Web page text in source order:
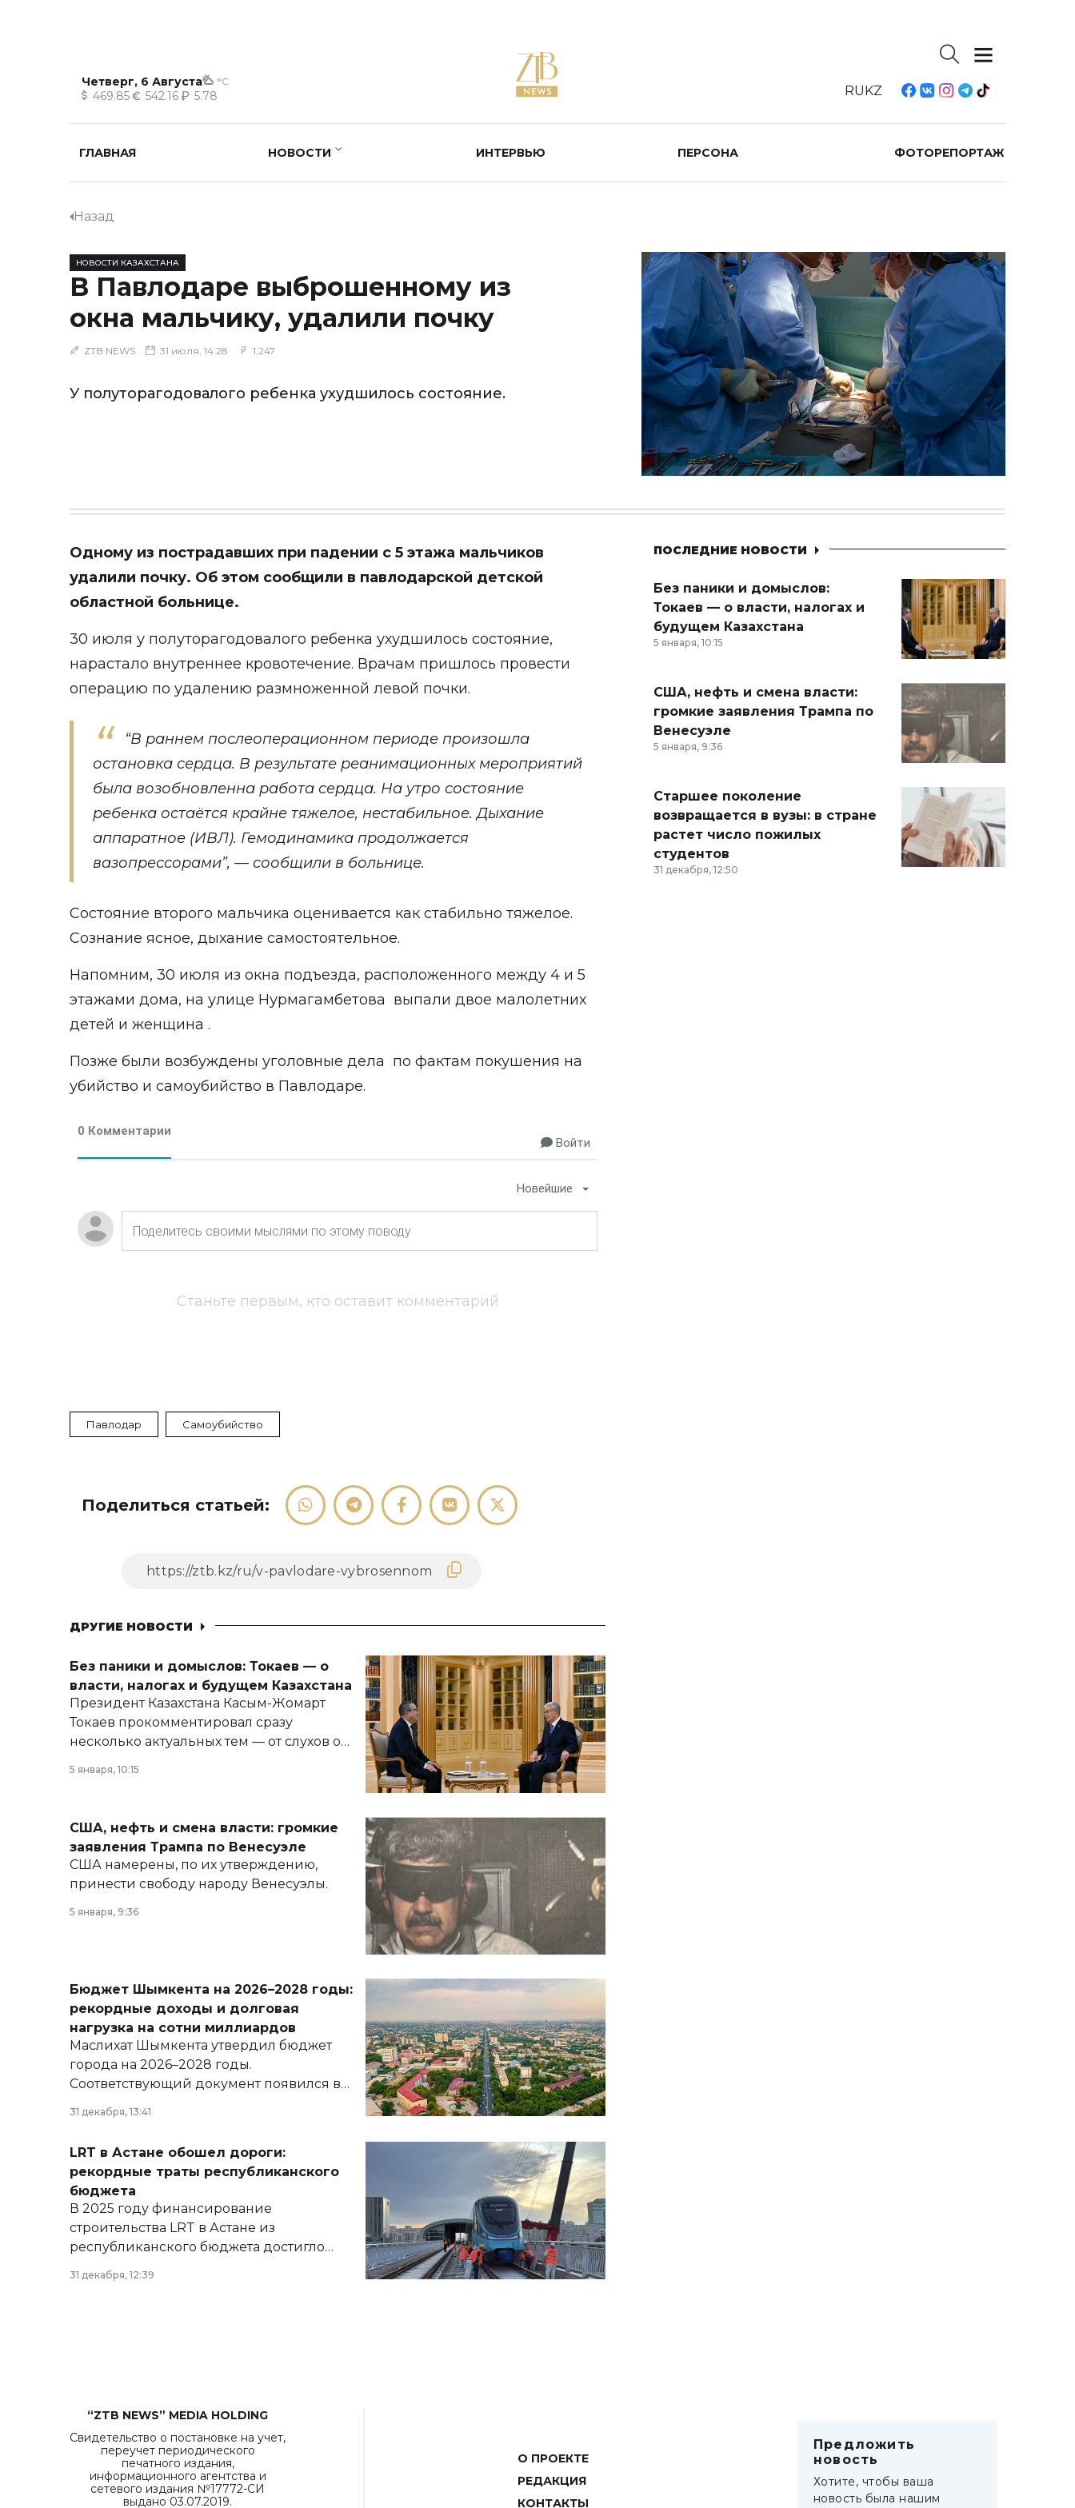
Четверг, 6 Августа °C
469.85 542.16 5.78 RUKZ
ГЛАВНАЯ НОВОСТИ ИНТЕРВЬЮ ПЕРСОНА ФОТОРЕПОРТАЖ
Назад
НОВОСТИ КАЗАХСТАНА
В Павлодаре выброшенному из
окна мальчику, удалили почку
ZTB NEWS 31 июля, 14:28 1,247
У полуторагодовалого ребенка ухудшилось состояние.
Одному из пострадавших при падении с 5 этажа мальчиков
удалили почку. Об этом сообщили в павлодарской детской
областной больнице.
30 июля у полуторагодовалого ребенка ухудшилось состояние,
нарастало внутреннее кровотечение. Врачам пришлось провести
операцию по удалению размноженной левой почки.
“В раннем послеоперационном периоде произошла
остановка сердца. В результате реанимационных мероприятий
была возобновленна работа сердца. На утро состояние
ребенка остаётся крайне тяжелое, нестабильное. Дыхание
аппаратное (ИВЛ). Гемодинамика продолжается
вазопрессорами”, — сообщили в больнице.
Состояние второго мальчика оценивается как стабильно тяжелое.
Сознание ясное, дыхание самостоятельное.
Напомним, 30 июля из окна подъезда, расположенного между 4 и 5
этажами дома, на улице Нурмагамбетова выпали двое малолетних
детей и женщина .
Позже были возбуждены уголовные дела по фактам покушения на
убийство и самоубийство в Павлодаре.
0 Комментарии
Войти
Новейшие
Станьте первым, кто оставит комментарий
Павлодар Самоубийство
Поделиться статьей:
ДРУГИЕ НОВОСТИ
Без паники и домыслов: Токаев — о
власти, налогах и будущем Казахстана
Президент Казахстана Касым-Жомарт
Токаев прокомментировал сразу
несколько актуальных тем — от слухов о
армии, экономики и личного здоровья.
5 января, 10:15
США, нефть и смена власти: громкие
заявления Трампа по Венесуэле
США намерены, по их утверждению,
принести свободу народу Венесуэлы.
5 января, 9:36
Бюджет Шымкента на 2026–2028 годы:
рекордные доходы и долговая
нагрузка на сотни миллиардов
Маслихат Шымкента утвердил бюджет
города на 2026–2028 годы.
Соответствующий документ появился в
базе нормативных правовых актов и на
сайте маслихат города.
31 декабря, 13:41
LRT в Астане обошел дороги:
рекордные траты республиканского
бюджета
В 2025 году финансирование
строительства LRT в Астане из
республиканского бюджета достигло
рекордных объемов.
31 декабря, 12:39
ПОСЛЕДНИЕ НОВОСТИ
Без паники и домыслов:
Токаев — о власти, налогах и
будущем Казахстана
5 января, 10:15
США, нефть и смена власти:
громкие заявления Трампа по
Венесуэле
5 января, 9:36
Старшее поколение
возвращается в вузы: в стране
растет число пожилых
студентов
31 декабря, 12:50
“ZTB NEWS” MEDIA HOLDING
Свидетельство о постановке на учет,
переучет периодического
печатного издания,
информационного агентства и
сетевого издания №17772-СИ
выдано 03.07.2019.
О ПРОЕКТЕ
РЕДАКЦИЯ
КОНТАКТЫ
Предложить
новость
Хотите, чтобы ваша
новость была нашим